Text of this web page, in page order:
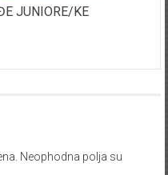
JUNIORE/KE
Neophodna polja su